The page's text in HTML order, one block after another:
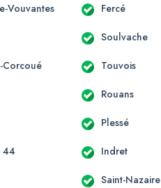
Vouvantes Fercé
Soulvache
Corcoué Touvois
Rouans
Plessé
44 Indret
Saint-Nazaire